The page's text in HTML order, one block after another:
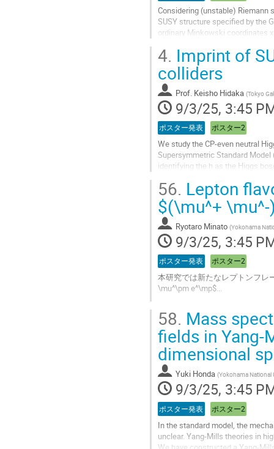
Considering (unstable)
SUSY structure specified by the
ordinary Minkowski coordinates
principle and obtain
Go
to
contribution
page
4. Imprint of
colliders
Prof. Keisho Hidaka (Tokyo
9/3/25, 3:45
ポスター発表 ポスター2
We study the CP-even neutral
Supersymmetric Standard
identifying the h as the Higgs
Go
to
contribution
page
56. Lepton
$(\mu^+
Ryotaro Minato (Yokohama
9/3/25, 3:45
ポスター発表 ポスター2
本研究では新たなレプトンフレ
\mu^\pm e^\mp$...
to
contribution
page
58. Mass
fields in Yang-
dimensional
Yuki Honda (Yokohama National
9/3/25, 3:45
ポスター発表 ポスター2
In the standard model, the
unclear. Yang-Mills theories in